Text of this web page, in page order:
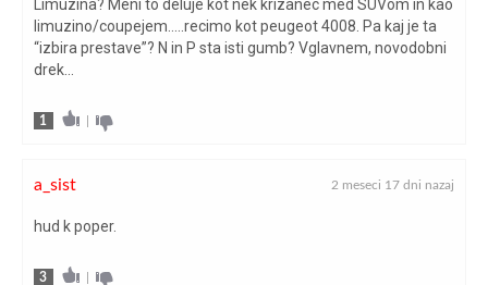
Limuzina? Meni to deluje kot nek krizanec med SUVom in kao
limuzino/coupejem…..recimo kot peugeot 4008. Pa kaj je ta
“izbira prestave”? N in P sta isti gumb? Vglavnem, novodobni
drek…
1
a_sist 2 meseci 17 dni nazaj
hud k poper.
3